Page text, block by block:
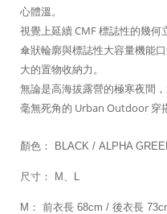
心體溫。
視覺上延續 CMF 標誌性的幾
傘狀輪廓與標誌性大容量機能
大的置物收納力。
無論是高海拔露營的極寒夜間
毫無死角的 Urban Outdoor 穿
顏色： BLACK / ALPHA
尺寸： M、L
M： 前衣長 68cm / 後衣長